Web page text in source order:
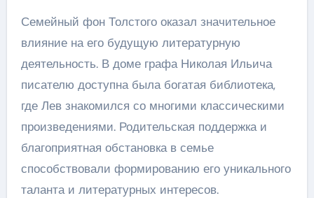
Семейный фон Толстого оказал значительное
влияние на его будущую литературную
деятельность. В доме графа Николая Ильича
писателю доступна была богатая библиотека,
где Лев знакомился со многими классическими
произведениями. Родительская поддержка и
благоприятная обстановка в семье
способствовали формированию его уникального
таланта и литературных интересов.